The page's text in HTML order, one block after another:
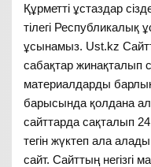
Құрметті ұстаздар
тілегі Республикалық
ұсынамыз. Ust.kz
сабақтар жинақталып
материалдарды
барысында қолдана
сайттарда сақталып
тегін жүктеп ала
сайт. Сайттың негізгі